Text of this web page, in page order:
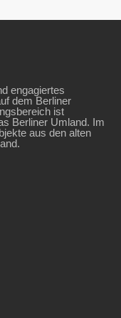
engagiertes
dem Berliner
ist
Berliner Umland. Im
aus den alten